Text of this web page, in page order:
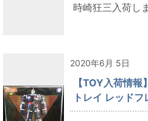
時崎狂三入荷し
2020年6月 5日
【TOY入荷情
トレイ レッド